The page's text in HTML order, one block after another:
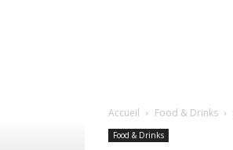
Accueil Food & Drinks
Food & Drinks